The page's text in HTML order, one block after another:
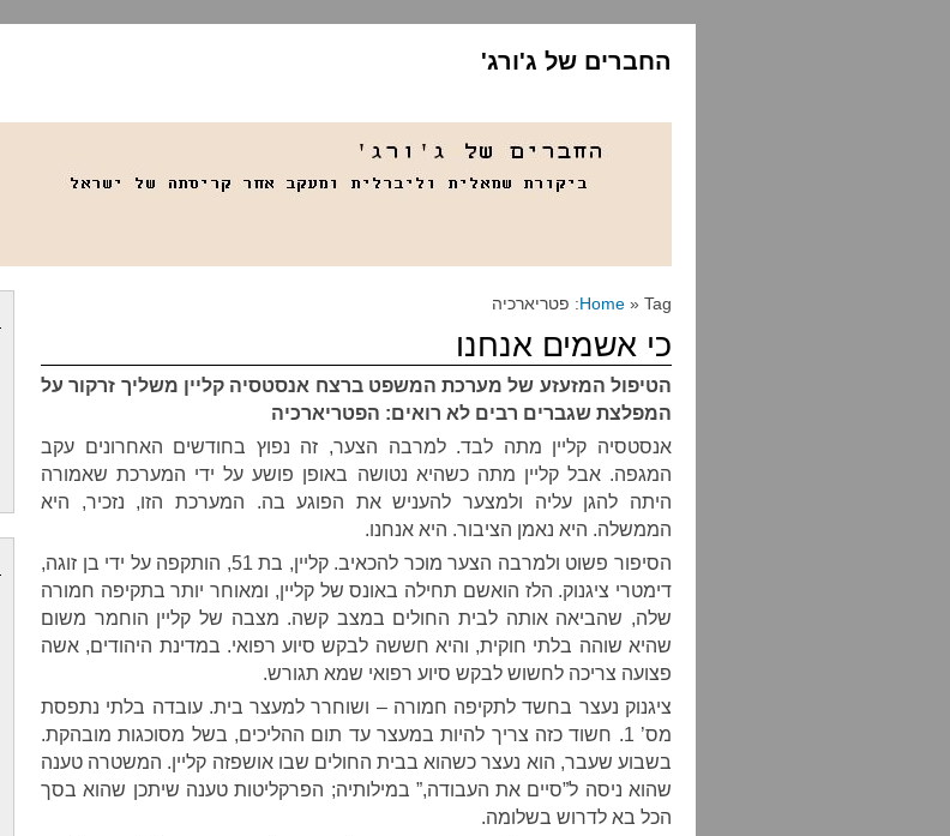
החברים של ג'ורג'
Home » Tag: פטריארכיה
כי אשמים אנחנו
הטיפול המזעזע של מערכת המשפט ברצח אנסטסיה קליין משליך זרקור על
המפלצת שגברים רבים לא רואים: הפטריארכיה
אנסטסיה קליין מתה לבד. למרבה הצער, זה נפוץ בחודשים האחרונים עקב
המגפה. אבל קליין מתה כשהיא נטושה באופן פושע על ידי המערכת שאמורה
היתה להגן עליה ולמצער להעניש את הפוגע בה. המערכת הזו, נזכיר, היא
הממשלה. היא נאמן הציבור. היא אנחנו.
הסיפור פשוט ולמרבה הצער מוכר להכאיב. קליין, בת 51, הותקפה על ידי בן זוגה,
דימטרי ציגנוק. הלז הואשם תחילה באונס של קליין, ומאוחר יותר בתקיפה חמורה
שלה, שהביאה אותה לבית החולים במצב קשה. מצבה של קליין הוחמר משום
שהיא שוהה בלתי חוקית, והיא חששה לבקש סיוע רפואי. במדינת היהודים, אשה
פצועה צריכה לחשוש לבקש סיוע רפואי שמא תגורש.
ציגנוק נעצר בחשד לתקיפה חמורה – ושוחרר למעצר בית. עובדה בלתי נתפסת
מס’ 1. חשוד כזה צריך להיות במעצר עד תום ההליכים, בשל מסוכגות מובהקת.
בשבוע שעבר, הוא נעצר כשהוא בבית החולים שבו אושפזה קליין. המשטרה טענה
שהוא ניסה ל”סיים את העבודה,” במילותיה; הפרקליטות טענה שיתכן שהוא בסך
הכל בא לדרוש בשלומה.